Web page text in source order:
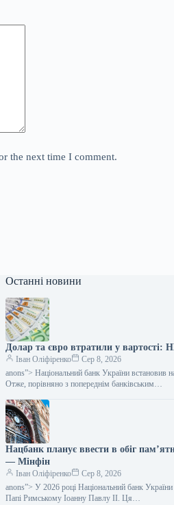
the next time I comment.
Останні новини
Долар та євро втратили у
Іван Оліфіренко
Сер 8, 2026
anons”> Національний банк України встановив
Отже, порівняно з попереднім банківським…
Нацбанк планує ввести в обіг
— Мінфін
Іван Оліфіренко
Сер 8, 2026
anons”> У 2026 році Національний банк
Папі Римському Іоанну Павлу II. Ця…